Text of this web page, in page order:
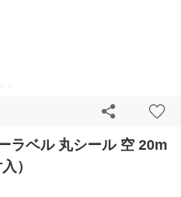
ラベル 丸シール 空 20m
）